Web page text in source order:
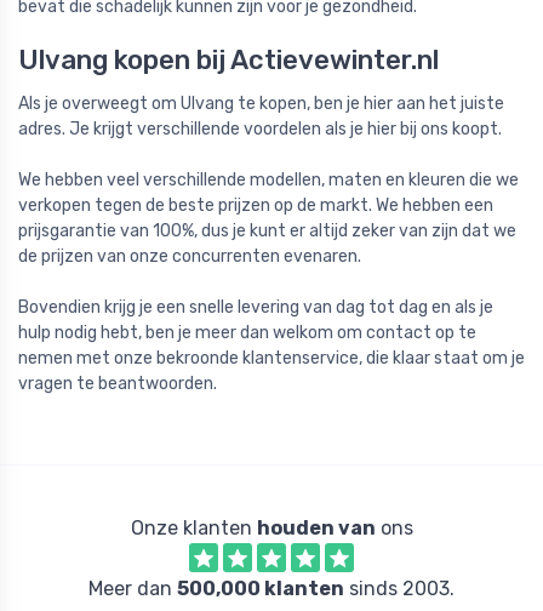
bevat die schadelijk kunnen zijn voor je gezondheid.
Ulvang kopen bij Actievewinter.nl
Als je overweegt om Ulvang te kopen, ben je hier aan het juiste
adres. Je krijgt verschillende voordelen als je hier bij ons koopt.
We hebben veel verschillende modellen, maten en kleuren die we
verkopen tegen de beste prijzen op de markt. We hebben een
prijsgarantie van 100%, dus je kunt er altijd zeker van zijn dat we
de prijzen van onze concurrenten evenaren.
Bovendien krijg je een snelle levering van dag tot dag en als je
hulp nodig hebt, ben je meer dan welkom om contact op te
nemen met onze bekroonde klantenservice, die klaar staat om je
vragen te beantwoorden.
Onze klanten houden van ons
Meer dan 500,000 klanten sinds 2003.